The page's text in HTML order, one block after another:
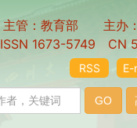
主管：教育部 主办
ISSN 1673-5749 CN
E-
RSS